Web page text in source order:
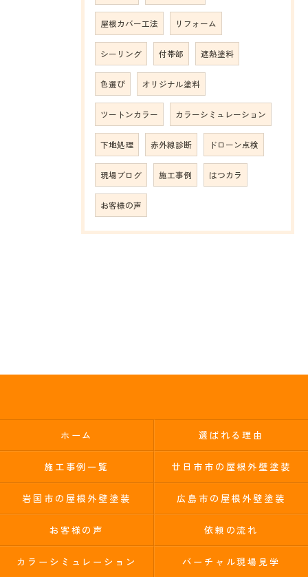
屋根カバー工法 リフォーム
シーリング 付帯部 遮熱塗料
色選び オリジナル塗料
ツートンカラー カラーシミュレーション
下地処理 赤外線診断 ドローン点検
現場ブログ 施工事例 はつカラ
お客様の声
ホーム 選ばれる理由
施工事例一覧 廿日市市の屋根外壁塗装
岩国市の屋根外壁塗装 広島市の屋根外壁塗装
お客様の声 依頼の流れ
カラーシミュレーション バーチャル現場見学